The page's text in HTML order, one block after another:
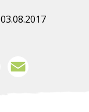
03.08.2017
WhatsApp